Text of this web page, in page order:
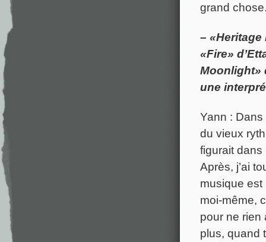
grand
–
«Fire»
Moonlight»
une
Yann :
du vieux
figurait dans
Après, j’ai
musique est
moi-même,
pour ne rien
plus, quand